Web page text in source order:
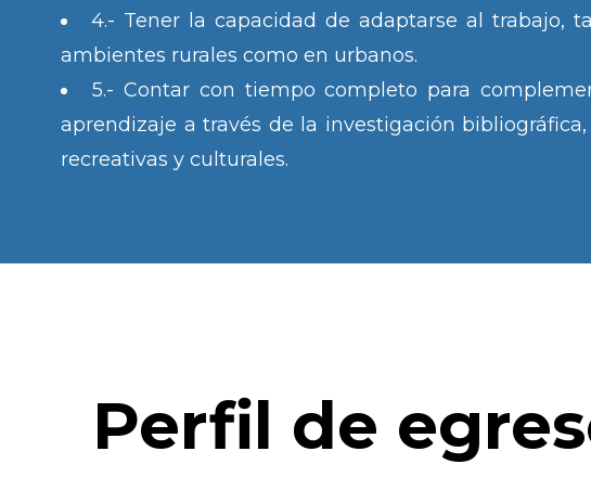
4.- Tener la capacidad de adaptarse al trabajo,
ambientes rurales como en urbanos.
5.- Contar con tiempo completo para
aprendizaje a través de la investigación
recreativas y culturales.
Perfil de